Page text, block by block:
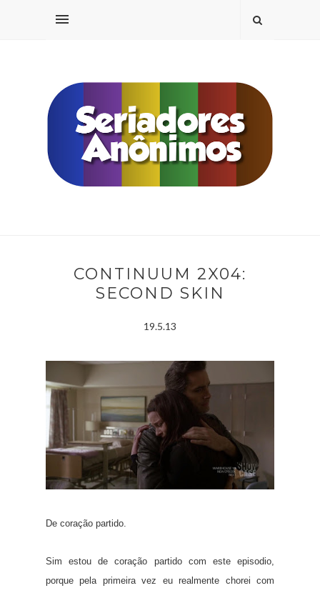
CONTINUUM 2X04:
SECOND SKIN
19.5.13
De coração partido.
Sim estou de coração partido com este episodio,
porque pela primeira vez eu realmente chorei com